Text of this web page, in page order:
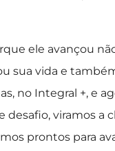
ele avançou
sua vida e
no Integral +, e
desafio, viramos
prontos para